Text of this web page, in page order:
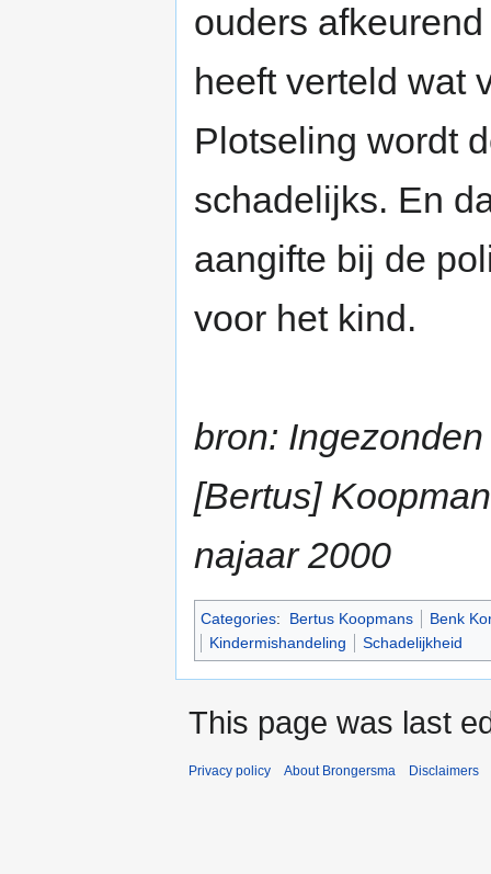
ouders
heeft verteld wat
Plotseling wordt
schadelijks. En
aangifte bij de
voor het kind.
bron:
[Bertus]
najaar 2000
Categories: Bertus Koopmans
Benk
Kindermishandeling
Schadelijkheid
This page was last
Privacy policy About Brongersma Disclaimers